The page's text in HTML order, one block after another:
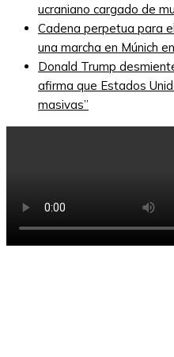
ucraniano cargado de
Cadena perpetua para
una marcha en Múnich
Donald Trump
afirma que Estados
masivas”